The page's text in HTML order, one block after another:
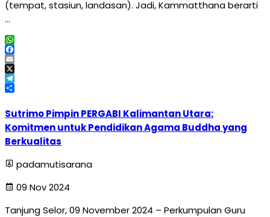
(tempat, stasiun, landasan). Jadi, Kammatthana berarti
…
WhatsApp
Facebook
Email
X
Telegram
Sutrimo Pimpin PERGABI Kalimantan Utara:
Komitmen untuk Pendidikan Agama Buddha yang
Berkualitas
padamutisarana
09 Nov 2024
Tanjung Selor, 09 November 2024 – Perkumpulan Guru